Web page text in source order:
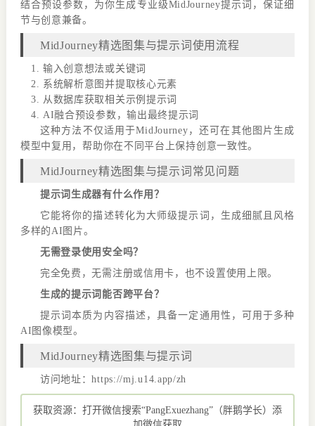
结合预设参数，为你生成专业级MidJourney提示词，保证细
节与创意兼备。
MidJourney精选图集与提示词使用流程
输入创意想法或关键词
系统解析意图并提取核心元素
从数据库获取相关示例提示词
AI融合预设参数，输出最终提示词
这种方法不仅适用于MidJourney，还可在其他图片生成
模型中复用，帮助你在不同平台上保持创意一致性。
MidJourney精选图集与提示词常见问题
提示词生成器有什么作用？
它能将你的描述转化为大师级提示词，生成细腻且风格
多样的AI图片。
无需登录使用安全吗？
完全免费，无需注册或信用卡，也不设置使用上限。
生成的提示词能否跨平台？
提示词本质为内容描述，具备一定通用性，可用于多种
AI图像模型。
MidJourney精选图集与提示词
访问地址：https://mj.u14.app/zh
获取资源：打开微信搜索“PangExuezhang”（胖鹅学长）添
加微信获取